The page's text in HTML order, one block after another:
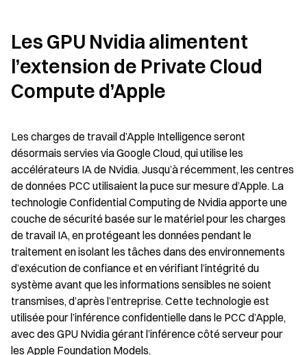
Les GPU Nvidia alimentent
l’extension de Private Cloud
Compute d’Apple
Les charges de travail d’Apple Intelligence seront
désormais servies via Google Cloud, qui utilise les
accélérateurs IA de Nvidia. Jusqu’à récemment, les centres
de données PCC utilisaient la puce sur mesure d’Apple. La
technologie Confidential Computing de Nvidia apporte une
couche de sécurité basée sur le matériel pour les charges
de travail IA, en protégeant les données pendant le
traitement en isolant les tâches dans des environnements
d’exécution de confiance et en vérifiant l’intégrité du
système avant que les informations sensibles ne soient
transmises, d’après l’entreprise. Cette technologie est
utilisée pour l’inférence confidentielle dans le PCC d’Apple,
avec des GPU Nvidia gérant l’inférence côté serveur pour
les Apple Foundation Models.